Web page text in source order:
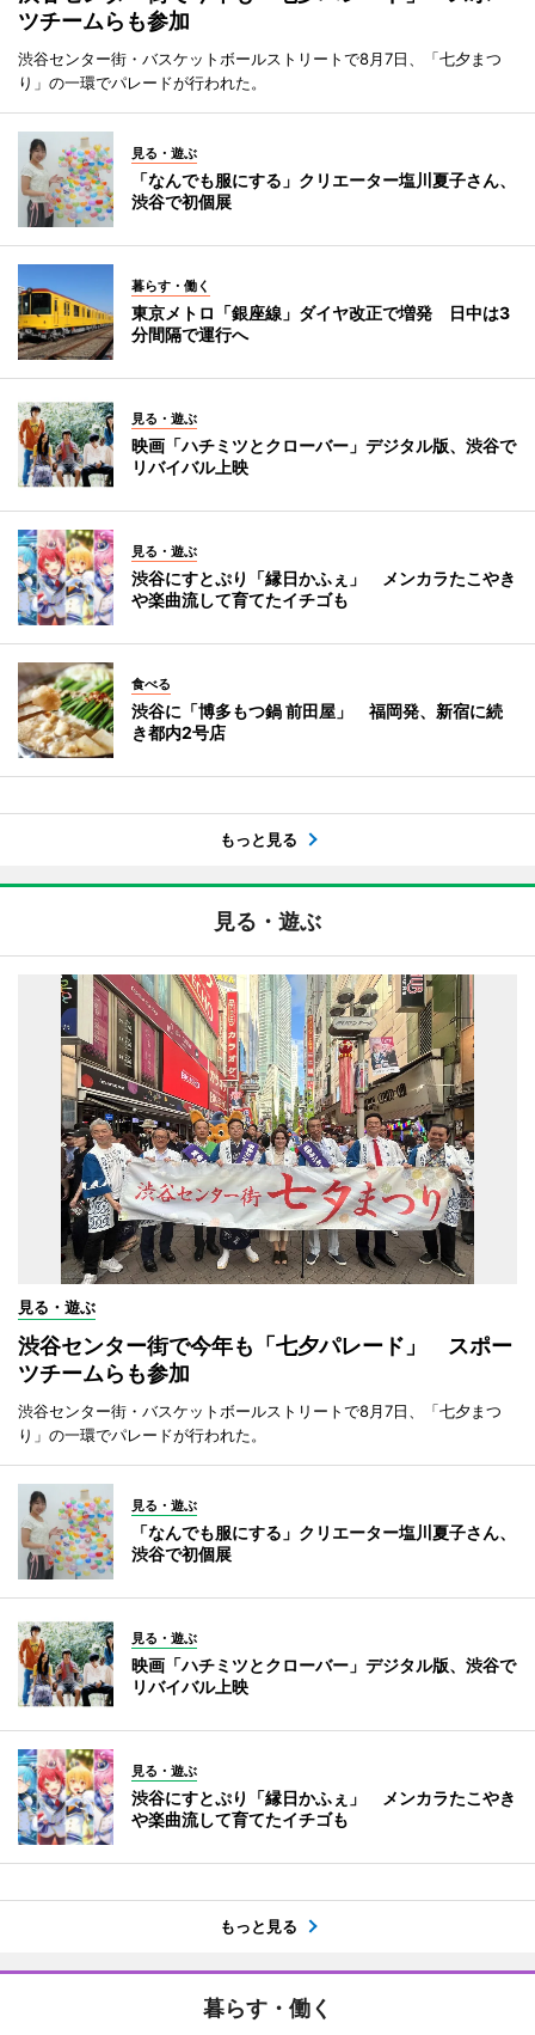
ツチームらも参加
渋谷センター街・バスケットボールストリートで8月7日、「七夕まつ
り」の一環でパレードが行われた。
見る・遊ぶ
「なんでも服にする」クリエーター塩川夏子さん、
渋谷で初個展
暮らす・働く
東京メトロ「銀座線」ダイヤ改正で増発 日中は3
分間隔で運行へ
見る・遊ぶ
映画「ハチミツとクローバー」デジタル版、渋谷で
リバイバル上映
見る・遊ぶ
渋谷にすとぷり「縁日かふぇ」 メンカラたこやき
や楽曲流して育てたイチゴも
食べる
渋谷に「博多もつ鍋 前田屋」 福岡発、新宿に続
き都内2号店
もっと見る
見る・遊ぶ
見る・遊ぶ
渋谷センター街で今年も「七夕パレード」 スポー
ツチームらも参加
渋谷センター街・バスケットボールストリートで8月7日、「七夕まつ
り」の一環でパレードが行われた。
見る・遊ぶ
「なんでも服にする」クリエーター塩川夏子さん、
渋谷で初個展
見る・遊ぶ
映画「ハチミツとクローバー」デジタル版、渋谷で
リバイバル上映
見る・遊ぶ
渋谷にすとぷり「縁日かふぇ」 メンカラたこやき
や楽曲流して育てたイチゴも
もっと見る
暮らす・働く